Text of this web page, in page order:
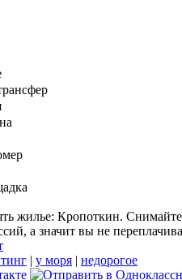
жилье: Кропоткин. Снимайте
а значит вы не
| у моря | недорогое